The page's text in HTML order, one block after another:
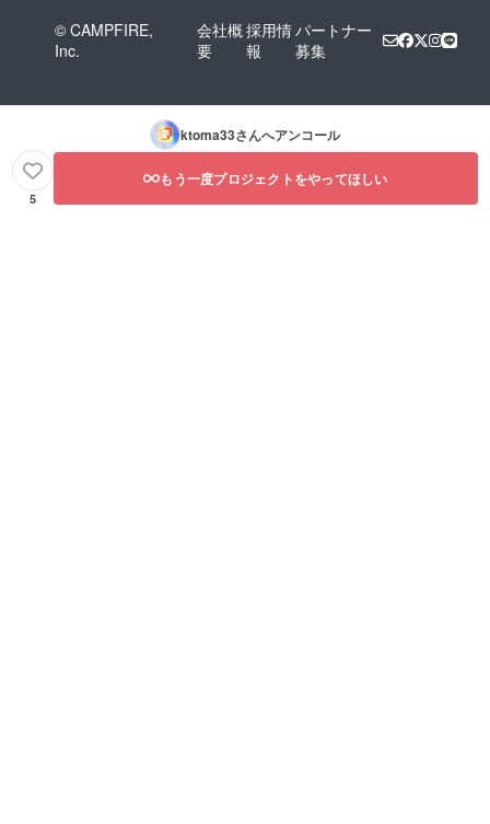
© CAMPFIRE,
Inc.
会社概
要
採用情
報
パートナー
募集
ktoma33さんへアンコール
5
もう一度プロジェクトをやってほしい